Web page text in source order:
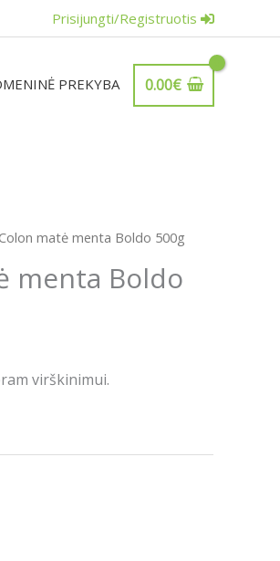
Prisijungti/Registruotis
PREKYBA 0.00€
matė menta Boldo 500g
menta Boldo
virškinimui.